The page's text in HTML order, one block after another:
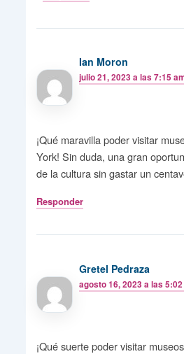
Ian Moron
julio 21, 2023 a las 7:15
¡Qué maravilla poder visitar
York! Sin duda, una gran
de la cultura sin gastar un
Responder
Gretel Pedraza
agosto 16, 2023 a las
¡Qué suerte poder visitar